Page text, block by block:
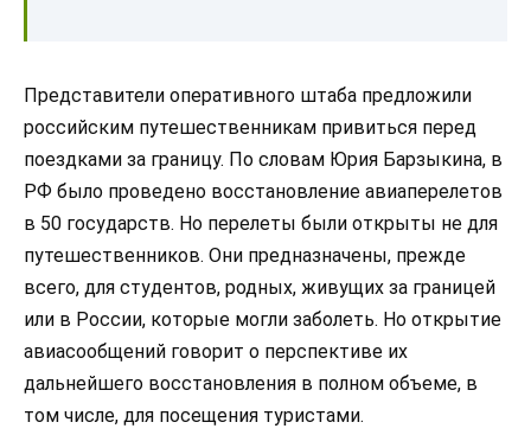
Представители оперативного штаба предложили
российским путешественникам привиться перед
поездками за границу. По словам Юрия Барзыкина, в
РФ было проведено восстановление авиаперелетов
в 50 государств. Но перелеты были открыты не для
путешественников. Они предназначены, прежде
всего, для студентов, родных, живущих за границей
или в России, которые могли заболеть. Но открытие
авиасообщений говорит о перспективе их
дальнейшего восстановления в полном объеме, в
том числе, для посещения туристами.